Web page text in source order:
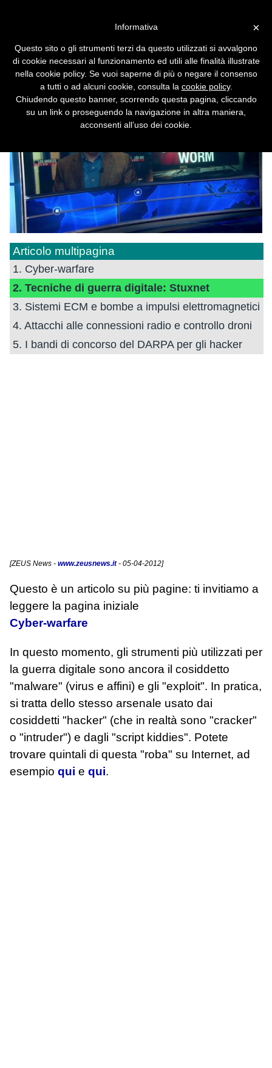
Stuxnet
Cyberwarfare 2
Articolo multipagina
1. Cyber-warfare
2. Tecniche di guerra digitale: Stuxnet
3. Sistemi ECM e bombe a impulsi elettromagnetici
4. Attacchi alle connessioni radio e controllo droni
5. I bandi di concorso del DARPA per gli hacker
[ZEUS News - www.zeusnews.it- 05-04-2012]
Questo è un articolo su più pagine: ti invitiamo a
leggere la pagina iniziale
Cyber-warfare
In questo momento, gli strumenti più utilizzati per
la guerra digitale sono ancora il cosiddetto
"malware" (virus e affini) e gli "exploit". In pratica,
si tratta dello stesso arsenale usato dai
cosiddetti "hacker" (che in realtà sono "cracker"
o "intruder") e dagli "script kiddies". Potete
trovare quintali di questa "roba" su Internet, ad
esempio qui e qui.
×
Informativa
Questo sito o gli strumenti terzi da questo utilizzati si avvalgono
di cookie necessari al funzionamento ed utili alle finalità illustrate
nella cookie policy. Se vuoi saperne di più o negare il consenso
a tutti o ad alcuni cookie, consulta la cookie policy.
Chiudendo questo banner, scorrendo questa pagina, cliccando
su un link o proseguendo la navigazione in altra maniera,
acconsenti all’uso dei cookie.